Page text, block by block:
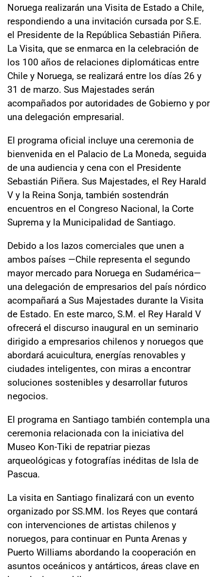
Noruega realizarán una Visita de Estado a Chile,
respondiendo a una invitación cursada por S.E.
el Presidente de la República Sebastián Piñera.
La Visita, que se enmarca en la celebración de
los 100 años de relaciones diplomáticas entre
Chile y Noruega, se realizará entre los días 26 y
31 de marzo. Sus Majestades serán
acompañados por autoridades de Gobierno y por
una delegación empresarial.
El programa oficial incluye una ceremonia de
bienvenida en el Palacio de La Moneda, seguida
de una audiencia y cena con el Presidente
Sebastián Piñera. Sus Majestades, el Rey Harald
V y la Reina Sonja, también sostendrán
encuentros en el Congreso Nacional, la Corte
Suprema y la Municipalidad de Santiago.
Debido a los lazos comerciales que unen a
ambos países —Chile representa el segundo
mayor mercado para Noruega en Sudamérica—
una delegación de empresarios del país nórdico
acompañará a Sus Majestades durante la Visita
de Estado. En este marco, S.M. el Rey Harald V
ofrecerá el discurso inaugural en un seminario
dirigido a empresarios chilenos y noruegos que
abordará acuicultura, energías renovables y
ciudades inteligentes, con miras a encontrar
soluciones sostenibles y desarrollar futuros
negocios.
El programa en Santiago también contempla una
ceremonia relacionada con la iniciativa del
Museo Kon-Tiki de repatriar piezas
arqueológicas y fotografías inéditas de Isla de
Pascua.
La visita en Santiago finalizará con un evento
organizado por SS.MM. los Reyes que contará
con intervenciones de artistas chilenos y
noruegos, para continuar en Punta Arenas y
Puerto Williams abordando la cooperación en
asuntos oceánicos y antárticos, áreas clave en